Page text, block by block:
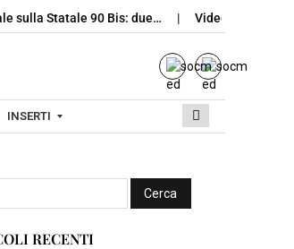
90 Bis: due… Videosorveglianza,
INSERTI
S
RECENTI